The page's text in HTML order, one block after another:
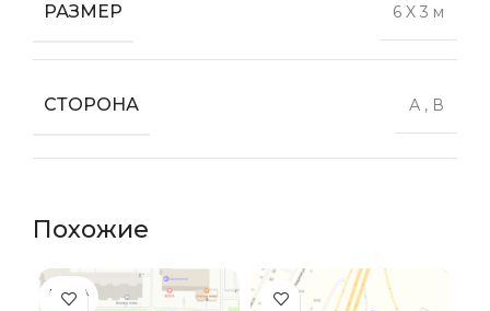
РАЗМЕР 6 X 3 м
СТОРОНА А , В
Похожие
ПРОДА
НО